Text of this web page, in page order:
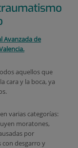
Avanzada de
odos aquellos que
cara y la boca, ya
varias categorías:
moratones,
por
desgarro y